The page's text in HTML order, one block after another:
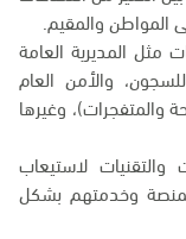
المواطن والمقيم.
المديرية العامة
والأمن العام
والمتفجرات)، وغيرها
لاستيعاب
وخدمتهم بشكل